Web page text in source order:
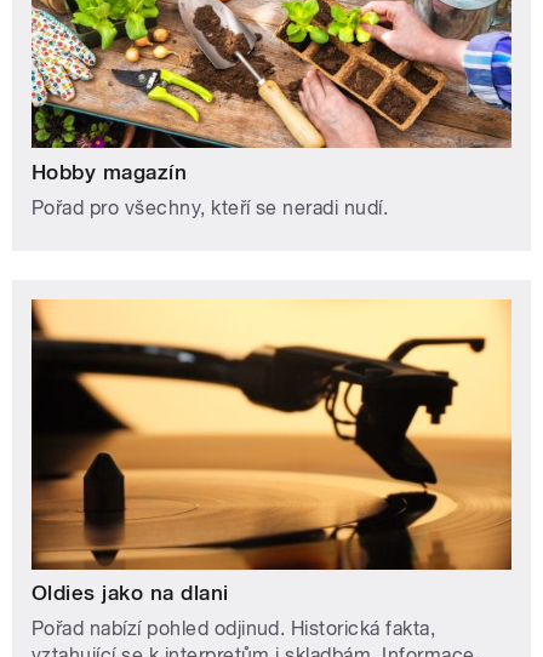
Hobby magazín
Pořad pro všechny, kteří se neradi nudí.
Oldies jako na dlani
Pořad nabízí pohled odjinud. Historická fakta,